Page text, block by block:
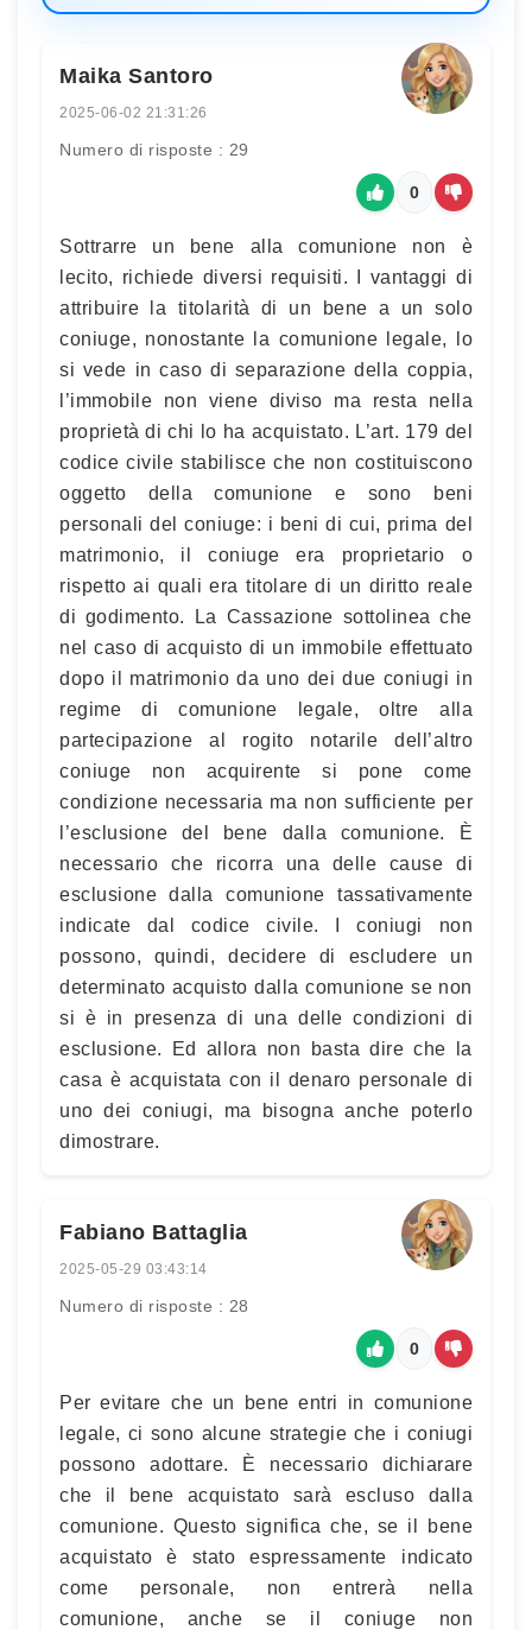
Maika Santoro
2025-06-02 21:31:26
Numero di risposte : 29
0
Sottrarre un bene alla comunione non è
lecito, richiede diversi requisiti. I vantaggi di
attribuire la titolarità di un bene a un solo
coniuge, nonostante la comunione legale, lo
si vede in caso di separazione della coppia,
l’immobile non viene diviso ma resta nella
proprietà di chi lo ha acquistato. L’art. 179 del
codice civile stabilisce che non costituiscono
oggetto della comunione e sono beni
personali del coniuge: i beni di cui, prima del
matrimonio, il coniuge era proprietario o
rispetto ai quali era titolare di un diritto reale
di godimento. La Cassazione sottolinea che
nel caso di acquisto di un immobile effettuato
dopo il matrimonio da uno dei due coniugi in
regime di comunione legale, oltre alla
partecipazione al rogito notarile dell’altro
coniuge non acquirente si pone come
condizione necessaria ma non sufficiente per
l’esclusione del bene dalla comunione. È
necessario che ricorra una delle cause di
esclusione dalla comunione tassativamente
indicate dal codice civile. I coniugi non
possono, quindi, decidere di escludere un
determinato acquisto dalla comunione se non
si è in presenza di una delle condizioni di
esclusione. Ed allora non basta dire che la
casa è acquistata con il denaro personale di
uno dei coniugi, ma bisogna anche poterlo
dimostrare.
Fabiano Battaglia
2025-05-29 03:43:14
Numero di risposte : 28
0
Per evitare che un bene entri in comunione
legale, ci sono alcune strategie che i coniugi
possono adottare. È necessario dichiarare
che il bene acquistato sarà escluso dalla
comunione. Questo significa che, se il bene
acquistato è stato espressamente indicato
come personale, non entrerà nella
comunione, anche se il coniuge non